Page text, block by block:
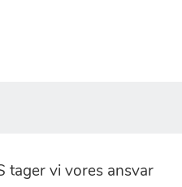
tager vi vores ansvar